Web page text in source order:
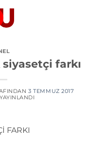
farkı
3 TEMMUZ 2017
FARKI